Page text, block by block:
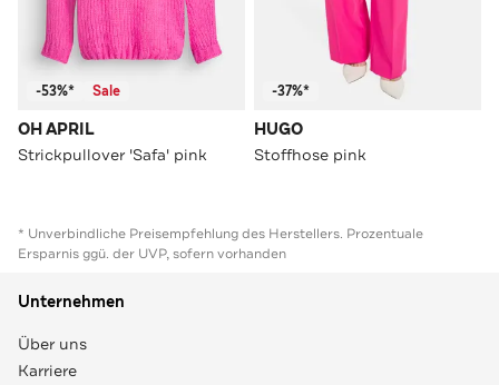
-53%* Sale
OH APRIL
Strickpullover 'Safa' pink
-37%*
HUGO
Stoffhose pink
* Unverbindliche Preisempfehlung des Herstellers. Prozentuale
Ersparnis ggü. der UVP, sofern vorhanden
Unternehmen
Über uns
Karriere